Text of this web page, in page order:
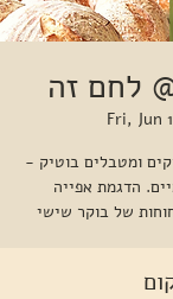
לחם זה
Fri, Jun
ומטבלים בוטיק -
הדגמת אפייה
של בוקר שישי